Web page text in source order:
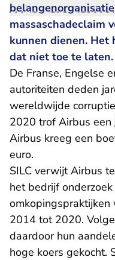
belangenorganisatie
massaschadeclaim
kunnen dienen. Het
dat niet toe te laten.
De Franse, Engelse
autoriteiten deden
wereldwijde
2020 trof Airbus een
Airbus kreeg een
euro.
SILC verwijt Airbus
het bedrijf
2014 tot 2020.
daardoor hun
hoge koers gekocht.